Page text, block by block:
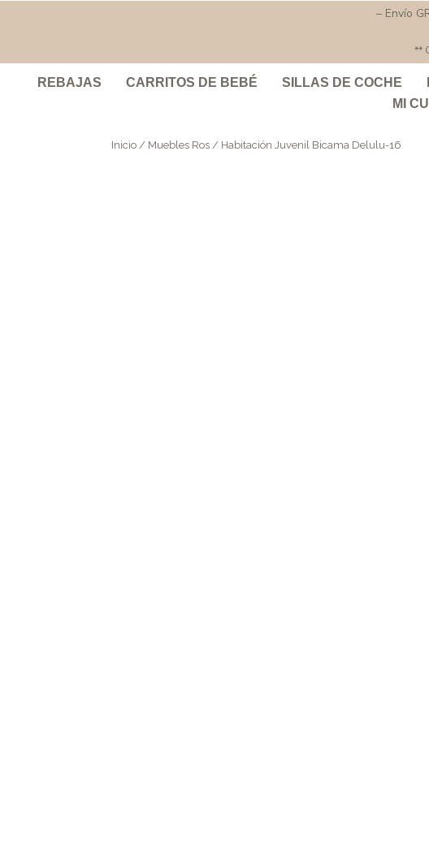
– Envío
**
REBAJAS CARRITOS DE BEBÉ SILLAS DE COCHE
MI
Inicio / Muebles Ros / Habitación Juvenil Bicama Delulu-16